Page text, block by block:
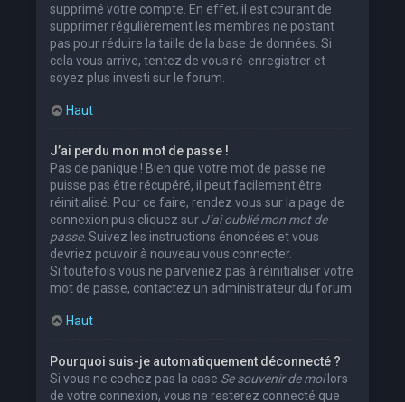
supprimé votre compte. En effet, il est courant de
supprimer régulièrement les membres ne postant
pas pour réduire la taille de la base de données. Si
cela vous arrive, tentez de vous ré-enregistrer et
soyez plus investi sur le forum.
Haut
J’ai perdu mon mot de passe !
Pas de panique ! Bien que votre mot de passe ne
puisse pas être récupéré, il peut facilement être
réinitialisé. Pour ce faire, rendez vous sur la page de
connexion puis cliquez sur J’ai oublié mon mot de
passe. Suivez les instructions énoncées et vous
devriez pouvoir à nouveau vous connecter.
Si toutefois vous ne parveniez pas à réinitialiser votre
mot de passe, contactez un administrateur du forum.
Haut
Pourquoi suis-je automatiquement déconnecté ?
Si vous ne cochez pas la case Se souvenir de moilors
de votre connexion, vous ne resterez connecté que